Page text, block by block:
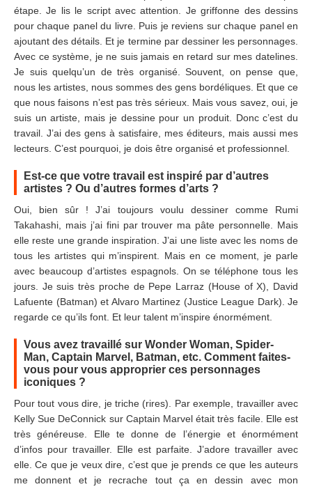
étape. Je lis le script avec attention. Je griffonne des dessins
pour chaque panel du livre. Puis je reviens sur chaque panel en
ajoutant des détails. Et je termine par dessiner les personnages.
Avec ce système, je ne suis jamais en retard sur mes datelines.
Je suis quelqu’un de très organisé. Souvent, on pense que,
nous les artistes, nous sommes des gens bordéliques. Et que ce
que nous faisons n’est pas très sérieux. Mais vous savez, oui, je
suis un artiste, mais je dessine pour un produit. Donc c’est du
travail. J’ai des gens à satisfaire, mes éditeurs, mais aussi mes
lecteurs. C’est pourquoi, je dois être organisé et professionnel.
Est-ce que votre travail est inspiré par d’autres
artistes ? Ou d’autres formes d’arts ?
Oui, bien sûr ! J’ai toujours voulu dessiner comme Rumi
Takahashi, mais j’ai fini par trouver ma pâte personnelle. Mais
elle reste une grande inspiration. J’ai une liste avec les noms de
tous les artistes qui m’inspirent. Mais en ce moment, je parle
avec beaucoup d’artistes espagnols. On se téléphone tous les
jours. Je suis très proche de Pepe Larraz (House of X), David
Lafuente (Batman) et Alvaro Martinez (Justice League Dark). Je
regarde ce qu’ils font. Et leur talent m’inspire énormément.
Vous avez travaillé sur Wonder Woman, Spider-
Man, Captain Marvel, Batman, etc. Comment faites-
vous pour vous approprier ces personnages
iconiques ?
Pour tout vous dire, je triche (rires). Par exemple, travailler avec
Kelly Sue DeConnick sur Captain Marvel était très facile. Elle est
très généreuse. Elle te donne de l’énergie et énormément
d’infos pour travailler. Elle est parfaite. J’adore travailler avec
elle. Ce que je veux dire, c’est que je prends ce que les auteurs
me donnent et je recrache tout ça en dessin avec mon